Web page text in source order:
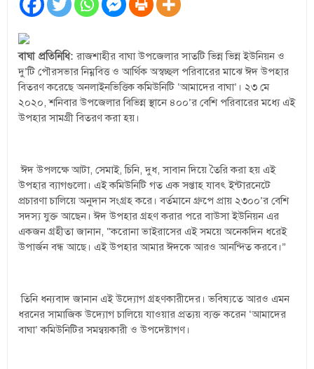
বাঘা প্রতিনিধি:রাজশাহীর বাঘা উপজেলার সাতটি ভিন্ন ভিন্ন ইউনিয়ন ও
দু’টি পৌরসভার নিম্নবিত্ত ও আর্থিক অস্বচ্ছল পরিবারের মাঝে ঈদ উপহার
বিতরণ করেছে অনলাইনভিত্তিক কমিউনিটি ‘আমাদের বাঘা’। ২৩ মে
২০২০, শনিবার উপজেলার বিভিন্ন স্থানে ৪০০’র বেশি পরিবারের মধ্যে এই
উপহার সামগ্রী বিতরণ করা হয়।
ঈদ উপলক্ষে আটা, সেমাই, চিনি, দুধ, সাবান দিয়ে তৈরি করা হয় এই
উপহার ব্যাগগুলো। এই কমিউনিটি গত এক সপ্তাহ যাবৎ ইন্টারনেটে
প্রচারণা চালিয়ে অনুদান সংগ্রহ করে। বর্তমানে গ্রুপে প্রায় ২৩০০’র বেশি
সদস্য যুক্ত আছেন। ঈদ উপহার গ্রহণ করার পরে বাউসা ইউনিয়ন এর
একজন গ্রহীতা জানান, “করোনা ভাইরাসের এই সময়ে অনেকদিন ধরেই
উপার্জন বন্ধ আছে। এই উপহার আমার ঈদকে আরও আনন্দিত করবে।”
তিনি ধন্যবাদ জানান এই উদ্যোগ গ্রহণকারীদের। ভবিষ্যতে আরও এমন
ধরনের সামাজিক উদ্যোগ চালিয়ে যাওয়ার প্রত্যয় ব্যক্ত করেন ‘আমাদের
বাঘা’ কমিউনিটির সমন্বয়কারী ও উপদেষ্টাগণ।